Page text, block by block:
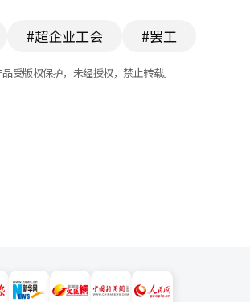
#超企业工会 #罢工
品受版权保护，未经授权，禁止转载。